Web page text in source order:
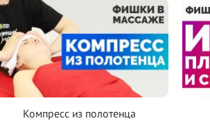
Компресс из полотенца